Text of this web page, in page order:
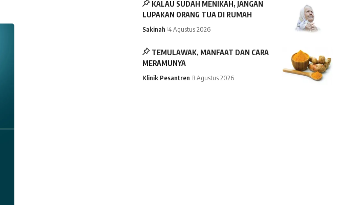
KALAU SUDAH MENIKAH, JANGAN
LUPAKAN ORANG TUA DI RUMAH
Sakinah 4 Agustus 2026
TEMULAWAK, MANFAAT DAN CARA
MERAMUNYA
Klinik Pesantren 3 Agustus 2026